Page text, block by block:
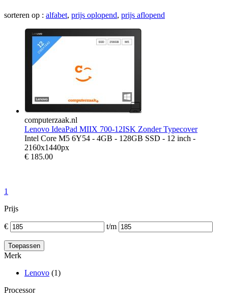
sorteren op : alfabet, prijs oplopend, prijs aflopend
computerzaak.nl
Lenovo IdeaPad MIIX 700-12ISK Zonder Typecover
Intel Core M5 6Y54 - 4GB - 128GB SSD - 12 inch -
2160x1440px
€ 185.00
1
Prijs
€ t/m
Merk
Lenovo (1)
Processor